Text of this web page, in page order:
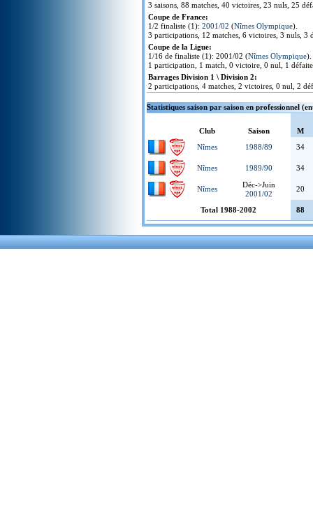
3 saisons, 88 matches, 40 victoires, 23 nuls, 25
Coupe de France:
1/2 finaliste (1): 2001/02 (Nîmes Olympique).
3 participations, 12 matches, 6 victoires, 3 nuls, 3
Coupe de la Ligue:
1/16 de finaliste (1): 2001/02 (Nîmes Olympique).
1 participation, 1 match, 0 victoire, 0 nul, 1
Barrages Division 1 \ Division 2:
2 participations, 4 matches, 2 victoires, 0 nul, 2
Statistiques saison par saison en professionnel
Club Saison
M
Nîmes
1988/89 34
Nîmes 1989/90 34
Nîmes
Déc->Juin
2001/02
20
Total 1988-2002 88